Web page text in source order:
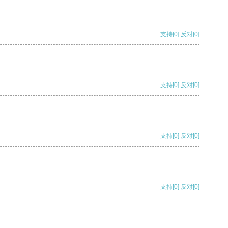
支持[0] 反对[0]
支持[0] 反对[0]
支持[0] 反对[0]
支持[0] 反对[0]